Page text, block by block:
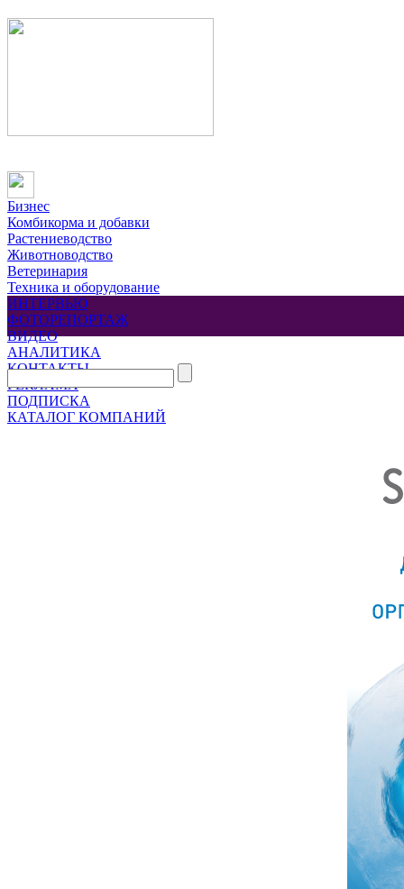
Бизнес
Комбикорма и добавки
Растениеводство
Животноводство
Ветеринария
Техника и оборудование
ИНТЕРВЬЮ
ФОТОРЕПОРТАЖ
ВИДЕО
АНАЛИТИКА
КОНТАКТЫ
РЕКЛАМА
ПОДПИСКА
КАТАЛОГ КОМПАНИЙ